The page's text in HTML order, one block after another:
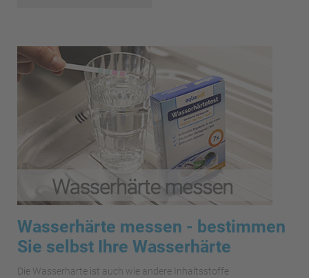
Wasserhärte messen - bestimmen
Sie selbst Ihre Wasserhärte
Die Wasserhärte ist auch wie andere Inhaltsstoffe